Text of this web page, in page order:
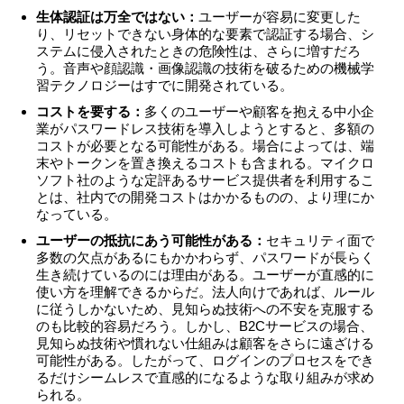
生体認証は万全ではない： ユーザーが容易に変更した
り、リセットできない身体的な要素で認証する場合、シ
ステムに侵入されたときの危険性は、さらに増すだろ
う。音声や顔認識・画像認識の技術を破るための機械学
習テクノロジーはすでに開発されている。
コストを要する： 多くのユーザーや顧客を抱える中小企
業がパスワードレス技術を導入しようとすると、多額の
コストが必要となる可能性がある。場合によっては、端
末やトークンを置き換えるコストも含まれる。マイクロ
ソフト社のような定評あるサービス提供者を利用するこ
とは、社内での開発コストはかかるものの、より理にか
なっている。
ユーザーの抵抗にあう可能性がある： セキュリティ面で
多数の欠点があるにもかかわらず、パスワードが長らく
生き続けているのには理由がある。ユーザーが直感的に
使い方を理解できるからだ。法人向けであれば、ルール
に従うしかないため、見知らぬ技術への不安を克服する
のも比較的容易だろう。しかし、B2Cサービスの場合、
見知らぬ技術や慣れない仕組みは顧客をさらに遠ざける
可能性がある。したがって、ログインのプロセスをでき
るだけシームレスで直感的になるような取り組みが求め
られる。